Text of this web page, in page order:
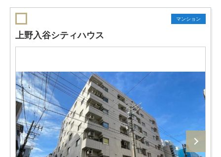
マンション
上野入谷シティハウス